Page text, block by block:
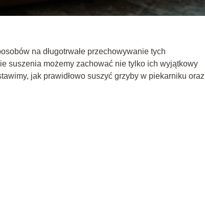
na długotrwałe przechowywanie tych
suszenia możemy zachować nie tylko ich wyjątkowy
jak prawidłowo suszyć grzyby w piekarniku oraz